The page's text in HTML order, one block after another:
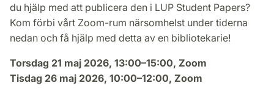
du hjälp med att publicera den i LUP Student Papers?
Kom förbi vårt Zoom-rum närsomhelst under tiderna
nedan och få hjälp med detta av en bibliotekarie!
Torsdag 21 maj 2026, 13:00–15:00, Zoom
Tisdag 26 maj 2026, 10:00–12:00, Zoom